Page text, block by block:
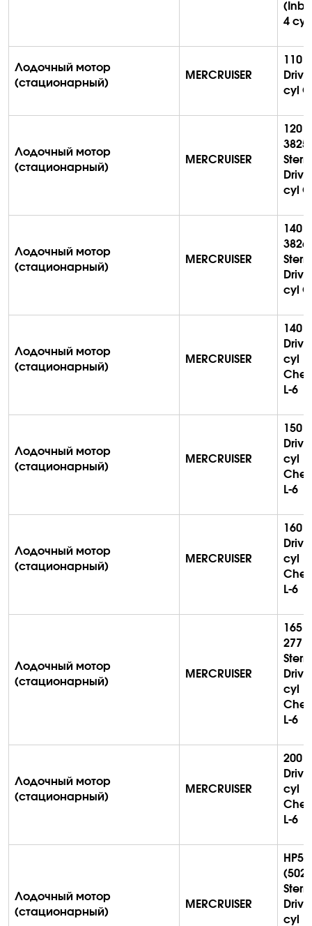
4 cyl
Лодочный мотор
(стационарный)
MERCRUISER
110
Drive
cyl
Лодочный мотор
(стационарный)
MERCRUISER
120
Stern
cyl
Лодочный мотор
(стационарный)
MERCRUISER
140
Stern
cyl
Лодочный мотор
(стационарный)
MERCRUISER
140
cyl
L-6
Лодочный мотор
(стационарный)
MERCRUISER
150
cyl
L-6
Лодочный мотор
(стационарный)
MERCRUISER
160
cyl
L-6
Лодочный мотор
(стационарный)
MERCRUISER
165
Stern
cyl
L-6
Лодочный мотор
(стационарный)
MERCRUISER
200
cyl
L-6
Лодочный мотор
(стационарный)
MERCRUISER
(502
Stern
cyl